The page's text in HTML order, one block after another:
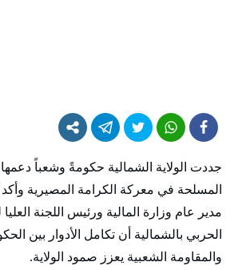
جددت الولاية الشمالية حكومةً وشعباً دعمها
المسلحة في معركة الكرامة المصيرية
مدير عام وزارة المالية ورئيس اللجنة
الحربي بالشمالية أن تكامل الأدوار بين
والمقاومة الشعبية يعزز صمود الولاية.